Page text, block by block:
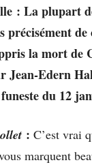
: La plupart
précisément de
la mort de
Jean-Edern
du 12
: C’est vrai
marquent